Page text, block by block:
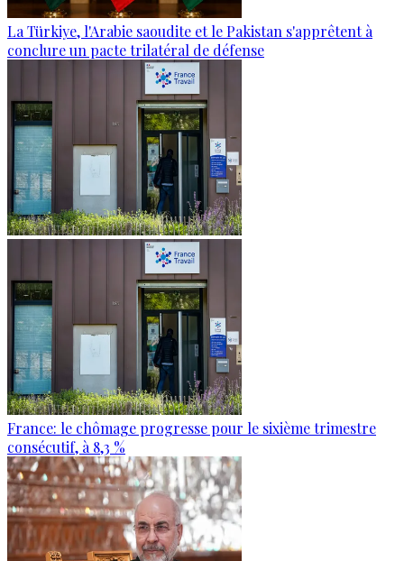
La Türkiye, l'Arabie saoudite et le Pakistan s'apprêtent à
conclure un pacte trilatéral de défense
France: le chômage progresse pour le sixième trimestre
consécutif, à 8,3 %